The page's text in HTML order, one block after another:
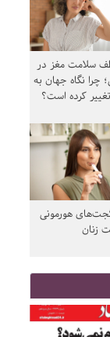
سلامت مغز در
چرا نگاه جهان به
کرده است؟
هورمونی
زنان